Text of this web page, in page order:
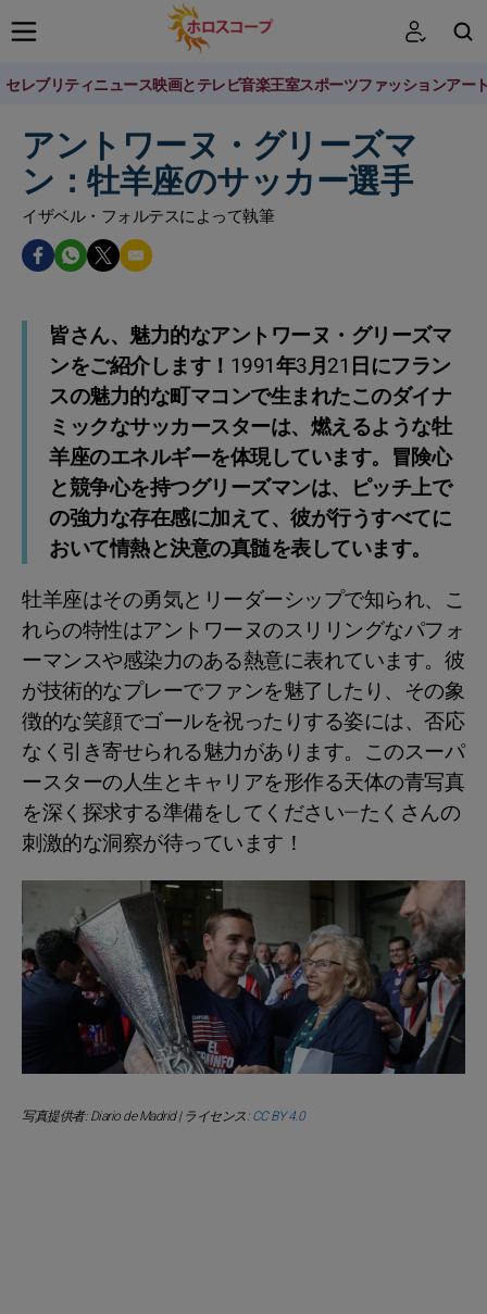
セレブリティニュース映画とテレビ音楽王室スポーツファッションアー
アントワーヌ・グリーズマ
ン：牡羊座のサッカー選手
イザベル・フォルテスによって執筆
皆さん、魅力的なアントワーヌ・グリーズマ
ンをご紹介します！1991年3月21日にフラン
スの魅力的な町マコンで生まれたこのダイナ
ミックなサッカースターは、燃えるような牡
羊座のエネルギーを体現しています。冒険心
と競争心を持つグリーズマンは、ピッチ上で
の強力な存在感に加えて、彼が行うすべてに
おいて情熱と決意の真髄を表しています。
牡羊座はその勇気とリーダーシップで知られ、こ
れらの特性はアントワーヌのスリリングなパフォ
ーマンスや感染力のある熱意に表れています。彼
が技術的なプレーでファンを魅了したり、その象
徴的な笑顔でゴールを祝ったりする姿には、否応
なく引き寄せられる魅力があります。このスーパ
ースターの人生とキャリアを形作る天体の青写真
を深く探求する準備をしてください—たくさんの
刺激的な洞察が待っています！
写真提供者: Diario de Madrid | ライセンス:CC BY 4.0